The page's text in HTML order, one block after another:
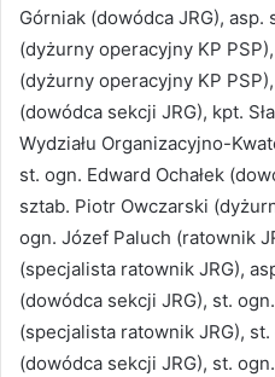
Górniak (dowódca JRG), asp.
(dyżurny operacyjny KP
(dyżurny operacyjny KP
(dowódca sekcji JRG), kpt.
Wydziału Organizacyjno-
st. ogn. Edward Ochałek
sztab. Piotr Owczarski
ogn. Józef Paluch (ratownik
(specjalista ratownik JRG),
(dowódca sekcji JRG), st.
(specjalista ratownik JRG),
(dowódca sekcji JRG), st.